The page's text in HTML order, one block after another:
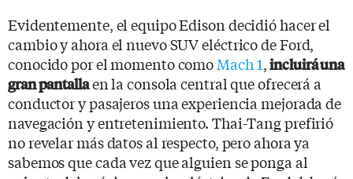
Evidentemente, el equipo Edison decidió hacer el
cambio y ahora el nuevo SUV eléctrico de Ford,
conocido por el momento comoMach 1,incluirá una
gran pantallaen la consola central que ofrecerá a
conductor y pasajeros una experiencia mejorada de
navegación y entretenimiento. Thai-Tang prefirió
no revelar más datos al respecto, pero ahora ya
sabemos que cada vez que alguien se ponga al